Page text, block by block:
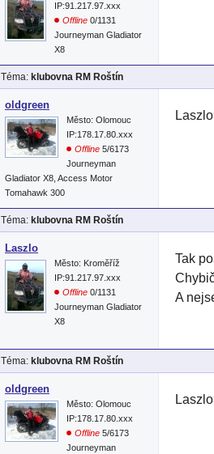
IP:91.217.97.xxx
Offline 0/1131
Journeyman Gladiator
X8
Téma: klubovna RM Roštín
oldgreen
Město: Olomouc
IP:178.17.80.xxx
Offline 5/6173
Journeyman
Gladiator X8, Access Motor
Tomahawk 300
Téma: klubovna RM Roštín
Laszlo
Město: Kroměříž
IP:91.217.97.xxx
Offline 0/1131
Journeyman Gladiator
X8
Tak
A
Téma: klubovna RM Roštín
oldgreen
Město: Olomouc
IP:178.17.80.xxx
Offline 5/6173
Journeyman